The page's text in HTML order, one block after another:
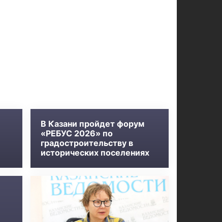
В Казани пройдет форум
«РЕБУС 2026» по
градостроительству в
исторических поселениях